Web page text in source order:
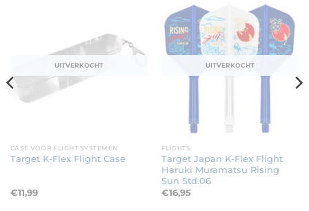
UITVERKOCHT
CASE VOOR FLIGHT SYSTEMEN
Target K-Flex Flight Case
€11,99
UITVERKOCHT
FLIGHTS
Target Japan K-Flex Flight
Haruki Muramatsu Rising
Sun Std.06
€16,95